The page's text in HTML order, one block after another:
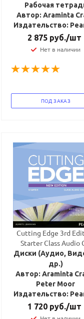
Рабочая
Автор: Araminta
Издательство:
2 875 руб./шт
Нет в наличии
ПОД ЗАКАЗ
Cutting Edge 3rd
Starter Class Audio
Диски (Аудио,
др.)
Автор: Araminta
Peter Moor
Издательство:
1 720 руб./шт